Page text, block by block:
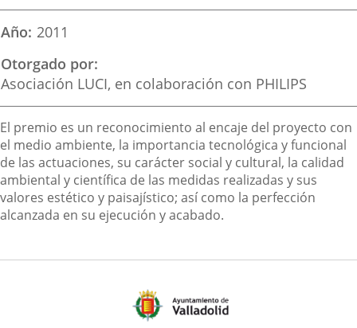
externa.externa.
Año 2011
Otorgado por
Asociación LUCI, en colaboración con PHILIPS
Descripción
El premio es un reconocimiento al encaje del proyecto con
el medio ambiente, la importancia tecnológica y funcional
de las actuaciones, su carácter social y cultural, la calidad
ambiental y científica de las medidas realizadas y sus
valores estético y paisajístico; así como la perfección
alcanzada en su ejecución y acabado.